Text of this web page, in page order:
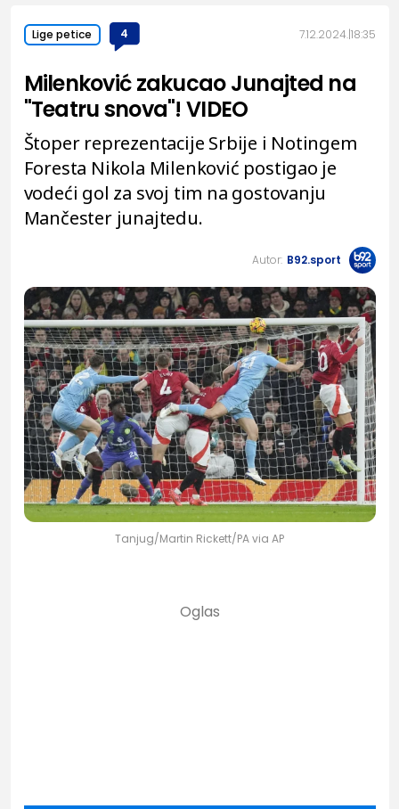
Lige petice 4 7.12.2024. 18:35
Milenković zakucao Junajted na
"Teatru snova"! VIDEO
Štoper reprezentacije Srbije i Notingem
Foresta Nikola Milenković postigao je
vodeći gol za svoj tim na gostovanju
Mančester junajtedu.
Autor: B92.sport
Tanjug/Martin Rickett/PA via AP